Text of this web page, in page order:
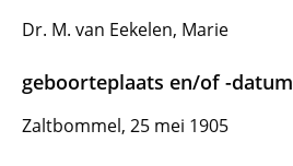
Dr. M. van Eekelen, Marie
geboorteplaats en/of -datum
Zaltbommel, 25 mei 1905